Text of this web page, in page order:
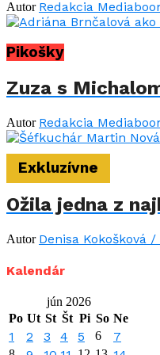
Autor Redakcia
Pikošky
Zuza s
Autor Redakcia
Exkluzívne
Ožila jedna z
Autor Denisa Kokošková /
Kalendár
jún 2026
Po Ut St Št Pi So Ne
1 2 3 4 5 6 7